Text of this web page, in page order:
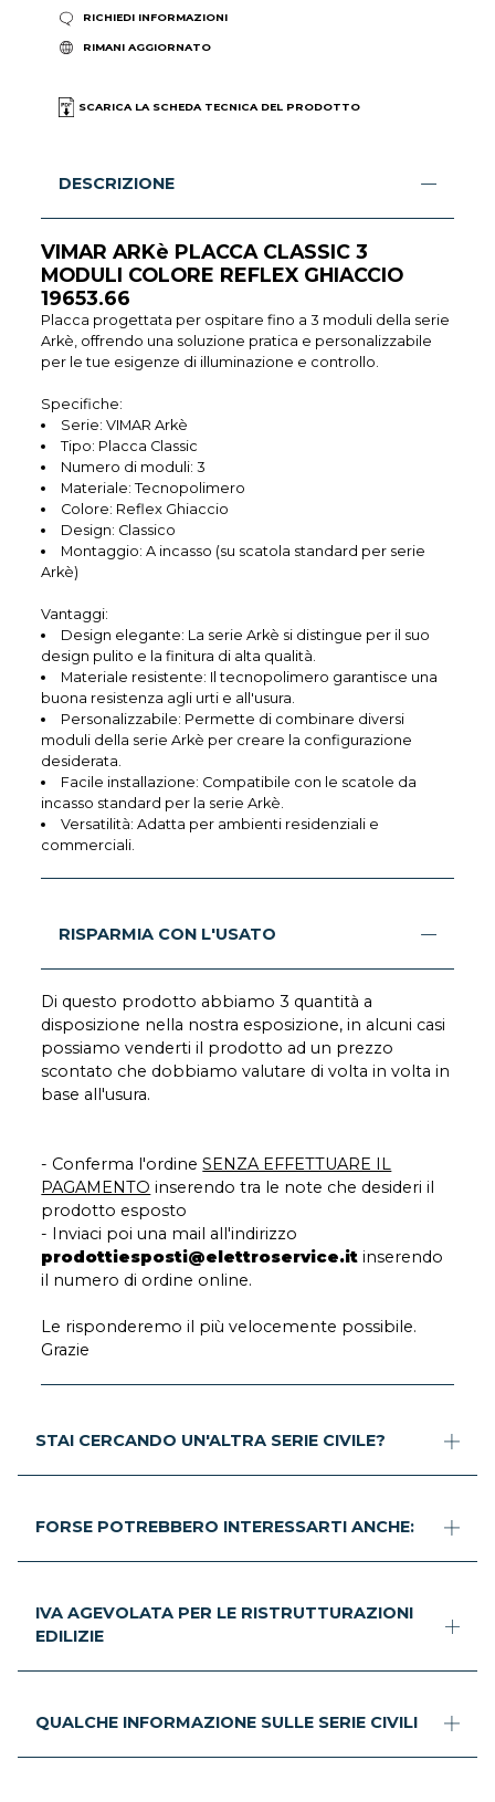
RICHIEDI INFORMAZIONI
RIMANI AGGIORNATO
SCARICA LA SCHEDA TECNICA DEL PRODOTTO
DESCRIZIONE
VIMAR ARKè PLACCA CLASSIC 3
MODULI COLORE REFLEX GHIACCIO
19653.66
Placca progettata per ospitare fino a 3 moduli della serie
Arkè, offrendo una soluzione pratica e personalizzabile
per le tue esigenze di illuminazione e controllo.
Specifiche:
Serie: VIMAR Arkè
Tipo: Placca Classic
Numero di moduli: 3
Materiale: Tecnopolimero
Colore: Reflex Ghiaccio
Design: Classico
Montaggio: A incasso (su scatola standard per serie
Arkè)
Vantaggi:
Design elegante: La serie Arkè si distingue per il suo
design pulito e la finitura di alta qualità.
Materiale resistente: Il tecnopolimero garantisce una
buona resistenza agli urti e all'usura.
Personalizzabile: Permette di combinare diversi
moduli della serie Arkè per creare la configurazione
desiderata.
Facile installazione: Compatibile con le scatole da
incasso standard per la serie Arkè.
Versatilità: Adatta per ambienti residenziali e
commerciali.
RISPARMIA CON L'USATO
Di questo prodotto abbiamo 3 quantità a
disposizione nella nostra esposizione, in alcuni casi
possiamo venderti il prodotto ad un prezzo
scontato che dobbiamo valutare di volta in volta in
base all'usura.
- Conferma l'ordineSENZA EFFETTUARE IL
PAGAMENTO inserendo tra le note che desideri il
prodotto esposto
- Inviaci poi una mail all'indirizzo
prodottiesposti@elettroservice.it inserendo
il numero di ordine online.
Le risponderemo il più velocemente possibile.
Grazie
STAI CERCANDO UN'ALTRA SERIE CIVILE?
FORSE POTREBBERO INTERESSARTI ANCHE:
IVA AGEVOLATA PER LE RISTRUTTURAZIONI
EDILIZIE
QUALCHE INFORMAZIONE SULLE SERIE CIVILI